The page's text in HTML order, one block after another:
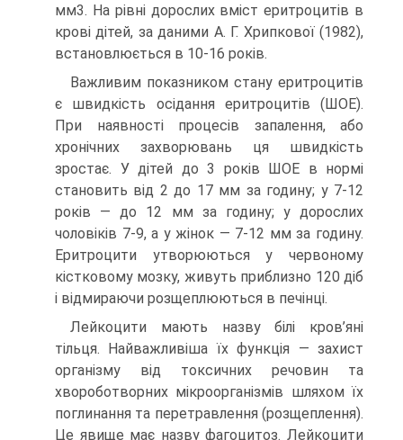
мм3. На рівні дорослих вміст еритроцитів в
крові дітей, за даними А. Г. Хрипкової (1982),
встановлюється в 10-16 років.
Важливим показником стану еритроцитів
є швидкість осідання еритроцитів (ШОЕ).
При наявності процесів запалення, або
хронічних захворювань ця швидкість
зростає. У дітей до 3 років ШОЕ в нормі
становить від 2 до 17 мм за годину; у 7-12
років — до 12 мм за годину; у дорослих
чоловіків 7-9, а у жінок — 7-12 мм за годину.
Еритроцити утворюються у червоному
кістковому мозку, живуть приблизно 120 діб
і відмираючи розщеплюються в печінці.
Лейкоцити мають назву білі кров’яні
тільця. Найважливіша їх функція — захист
організму від токсичних речовин та
хвороботворних мікроорганізмів шляхом їх
поглинання та перетравлення (розщеплення).
Це явище має назву фагоцитоз. Лейкоцити